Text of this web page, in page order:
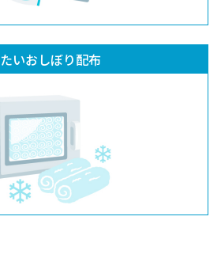
いおしぼり配布